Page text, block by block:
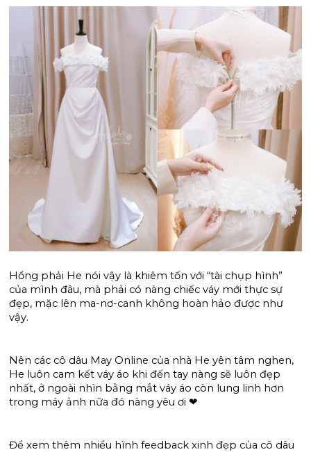
Hổng phải He nói vậy là khiêm tốn với “tài chụp hình”
của mình đâu, mà phải có nàng chiếc váy mới thực sự
đẹp, mặc lên ma-nơ-canh không hoàn hảo được như
vậy.
Nên các cô dâu May Online của nhà He yên tâm nghen,
He luôn cam kết váy áo khi đến tay nàng sẽ luôn đẹp
nhất, ở ngoài nhìn bằng mắt váy áo còn lung linh hơn
trong máy ảnh nữa đó nàng yêu ơi ❤
Để xem thêm nhiều hình feedback xinh đẹp của cô dâu